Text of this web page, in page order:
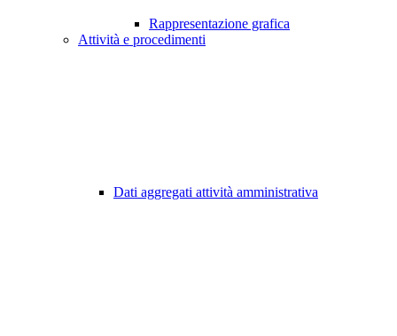
Rappresentazione grafica
Attività e procedimenti
Dati aggregati attività amministrativa